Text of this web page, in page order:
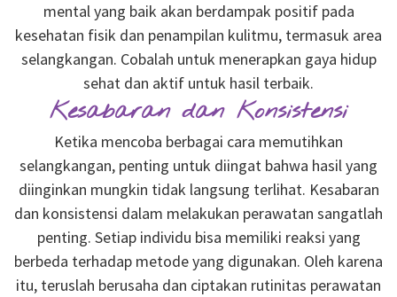
mental yang baik akan berdampak positif pada
kesehatan fisik dan penampilan kulitmu, termasuk area
selangkangan. Cobalah untuk menerapkan gaya hidup
sehat dan aktif untuk hasil terbaik.
Kesabaran dan Konsistensi
Ketika mencoba berbagai cara memutihkan
selangkangan, penting untuk diingat bahwa hasil yang
diinginkan mungkin tidak langsung terlihat. Kesabaran
dan konsistensi dalam melakukan perawatan sangatlah
penting. Setiap individu bisa memiliki reaksi yang
berbeda terhadap metode yang digunakan. Oleh karena
itu, teruslah berusaha dan ciptakan rutinitas perawatan